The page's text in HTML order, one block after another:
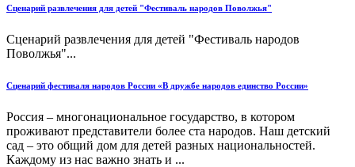
Сценарий развлечения для детей "Фестиваль народов Поволжья"
Сценарий развлечения для детей "Фестиваль народов
Поволжья"...
Сценарий фестиваля народов России «В дружбе народов единство России»
Россия – многонациональное государство, в котором
проживают представители более ста народов. Наш детский
сад – это общий дом для детей разных национальностей.
Каждому из нас важно знать и ...